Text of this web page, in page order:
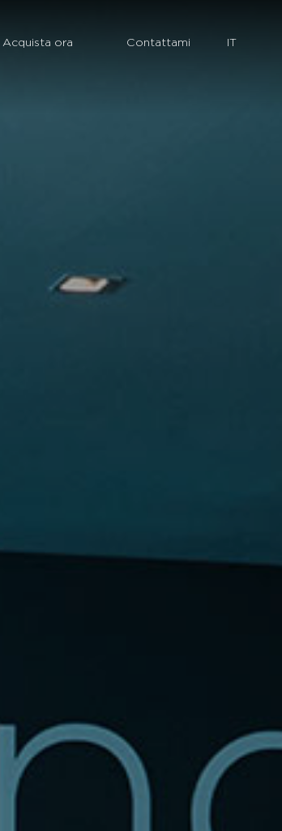
Acquista ora Contattami